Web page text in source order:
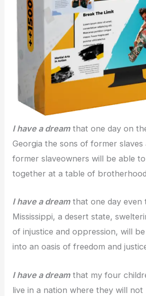
I have a dreamthat one day on
Georgia the sons of former
former slaveowners will be able
together at a table of
I have a dreamthat one day even
Mississippi, a desert state,
of injustice and oppression, will
into an oasis of freedom and
I have a dreamthat my four
live in a nation where they will